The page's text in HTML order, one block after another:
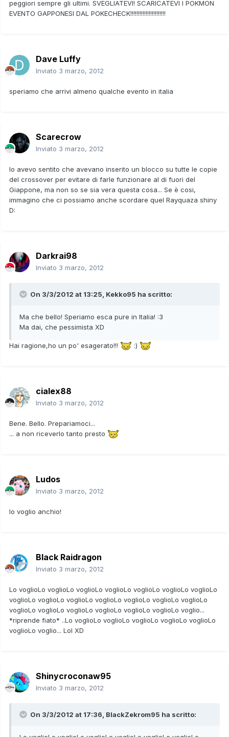
peggiori sempre gli ultimi. SVEGLIATEVI! SCARICATEVI I POKMON
EVENTO GAPPONESI DAL POKECHECK!!!!!!!!!!!!!!!!!!!!!!!
Dave Luffy
Inviato 3 marzo, 2012
speriamo che arrivi almeno qualche evento in italia
Scarecrow
Inviato 3 marzo, 2012
Io avevo sentito che avevano inserito un blocco su tutte le copie
del crossover per evitare di farle funzionare al di fuori del
Giappone, ma non so se sia vera questa cosa... Se è cosi,
immagino che ci possiamo anche scordare quel Rayquaza shiny
D:
Darkrai98
Inviato 3 marzo, 2012
On 3/3/2012 at 13:25, Kekko95 ha scritto:
Ma che bello! Speriamo esca pure in Italia! :3
Ma dai, che pessimista XD
Hai ragione,ho un po' esagerato!!! :)
cialex88
Inviato 3 marzo, 2012
Bene. Bello. Prepariamoci...
... a non riceverlo tanto presto
Ludos
Inviato 3 marzo, 2012
lo voglio anchio!
Black Raidragon
Inviato 3 marzo, 2012
Lo voglioLo voglioLo voglioLo voglioLo voglioLo voglioLo voglioLo
voglioLo voglioLo voglioLo voglioLo voglioLo voglioLo voglioLo
voglioLo voglioLo voglioLo voglioLo voglioLo voglioLo voglio...
*riprende fiato* ..Lo voglioLo voglioLo voglioLo voglioLo voglioLo
voglioLo voglio... Lol XD
Shinycroconaw95
Inviato 3 marzo, 2012
On 3/3/2012 at 17:36, BlackZekrom95 ha scritto: